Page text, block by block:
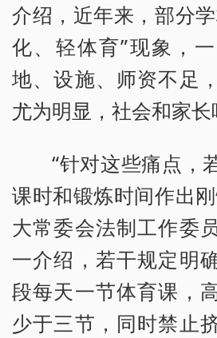
介绍，近年来，部分
化、轻体育”现象，
地、设施、师资不足
尤为明显，社会和家长
“针对这些痛点，
课时和锻炼时间作出
大常委会法制工作委
一介绍，若干规定明
段每天一节体育课，
少于三节，同时禁止